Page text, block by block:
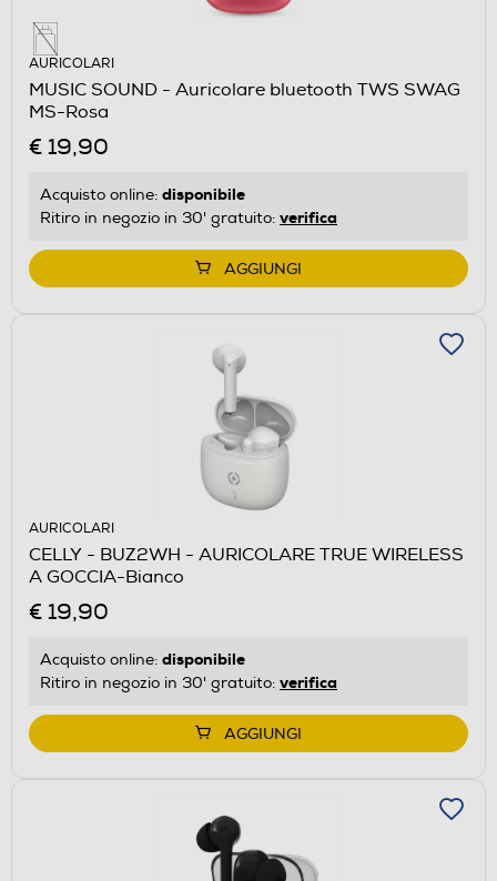
AURICOLARI
MUSIC SOUND - Auricolare bluetooth TWS SWAG
MS-Rosa
€ 19,90
Acquisto online: disponibile
Ritiro in negozio in 30' gratuito: verifica
AGGIUNGI
AURICOLARI
CELLY - BUZ2WH - AURICOLARE TRUE WIRELESS
A GOCCIA-Bianco
€ 19,90
Acquisto online: disponibile
Ritiro in negozio in 30' gratuito: verifica
AGGIUNGI